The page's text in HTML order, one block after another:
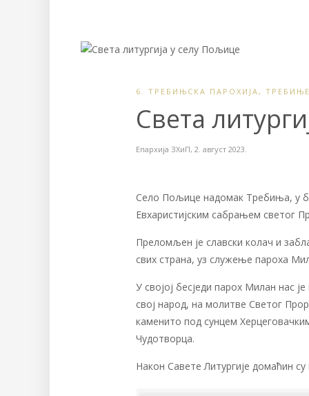
6. ТРЕБИЊСКА ПАРОХИЈА, ТРЕБИЊЕ
Света
Епархија ЗХиП, 2. август 2023.
Село Пољице надомак Требиња, у
Евхаристијским сабрањем светог
Преломљен је славски колач и
свих страна, уз служење пароха
У својој бесједи парох Милан нас
свој народ, на молитве Светог
каменито под сунцем
Чудотворца.
Након Савете Литургије домаћин